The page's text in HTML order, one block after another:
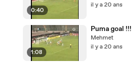
0:40
il y a 20 ans
1:08
Puma goal !!!
Mehmet
il y a 20 ans